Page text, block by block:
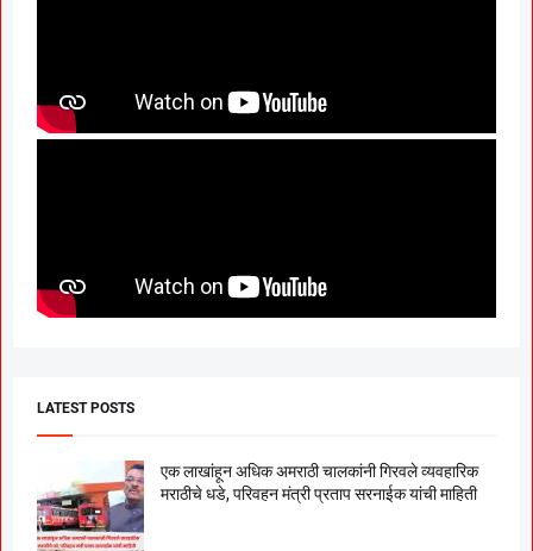
LATEST POSTS
एक लाखांहून अधिक अमराठी चालकांनी गिरवले व्यवहारिक
मराठीचे धडे, परिवहन मंत्री प्रताप सरनाईक यांची माहिती